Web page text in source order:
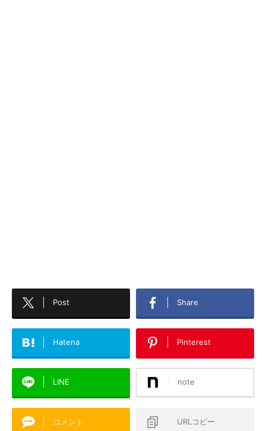
Post Share
Hatena Pinterest
LINE note
コメント URLコピー